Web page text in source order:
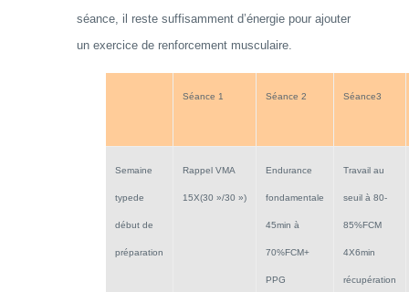
séance, il reste suffisamment d’énergie pour ajouter
un exercice de renforcement musculaire.
Séance 1 Séance 2 Séance3
Semaine
typede
début de
préparation
Rappel VMA
15X(30 »/30 »)
Endurance
fondamentale
45min à
70%FCM+
PPG
Travail au
seuil à 80-
85%FCM
4X6min
récupération